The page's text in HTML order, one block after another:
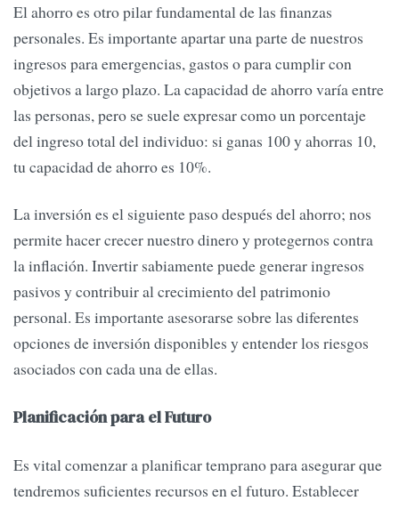
El ahorro es otro pilar fundamental de las finanzas
personales. Es importante apartar una parte de nuestros
ingresos para emergencias, gastos o para cumplir con
objetivos a largo plazo. La capacidad de ahorro varía entre
las personas, pero se suele expresar como un porcentaje
del ingreso total del individuo: si ganas 100 y ahorras 10,
tu capacidad de ahorro es 10%.
La inversión es el siguiente paso después del ahorro; nos
permite hacer crecer nuestro dinero y protegernos contra
la inflación. Invertir sabiamente puede generar ingresos
pasivos y contribuir al crecimiento del patrimonio
personal. Es importante asesorarse sobre las diferentes
opciones de inversión disponibles y entender los riesgos
asociados con cada una de ellas.
Planificación para el Futuro
Es vital comenzar a planificar temprano para asegurar que
tendremos suficientes recursos en el futuro. Establecer